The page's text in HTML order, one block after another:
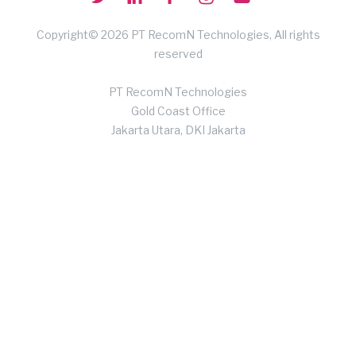
Copyright© 2026 PT RecomN Technologies, All rights
reserved
PT RecomN Technologies
Gold Coast Office
Jakarta Utara, DKI Jakarta